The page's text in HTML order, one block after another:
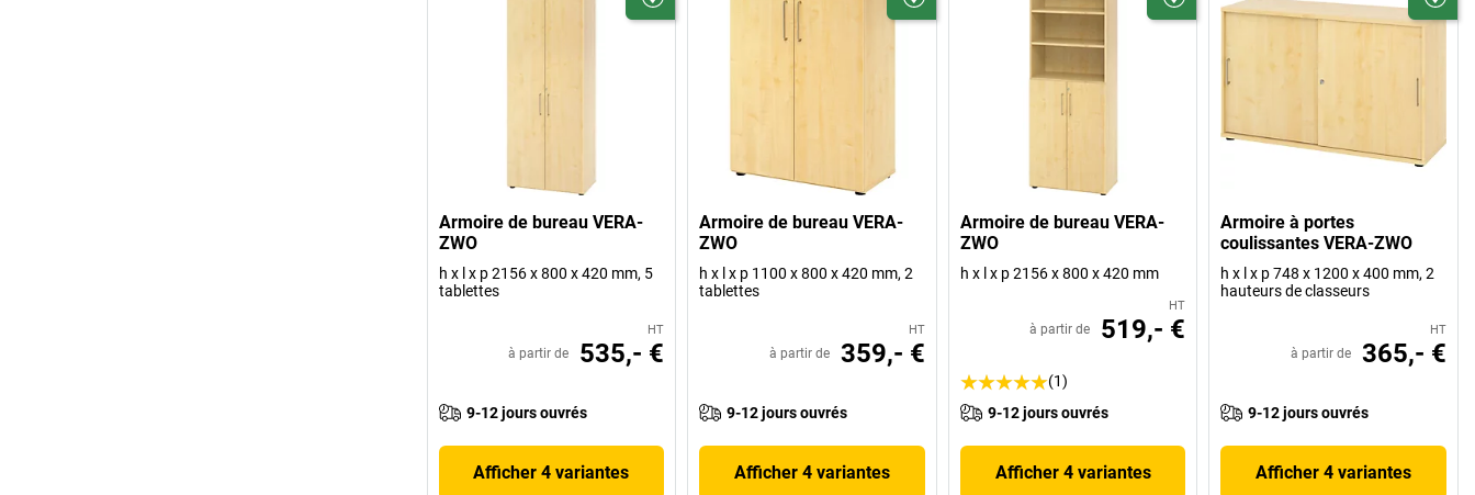
Armoire de bureau VERA-
ZWO
h x l x p 2156 x 800 x 420 mm, 5
tablettes
HT
à partir de 535,- €
9-12 jours ouvrés
Afficher 4 variantes
Armoire de bureau VERA-
ZWO
h x l x p 1100 x 800 x 420 mm, 2
tablettes
HT
à partir de 359,- €
9-12 jours ouvrés
Afficher 4 variantes
Armoire de bureau VERA-
ZWO
h x l x p 2156 x 800 x 420 mm
HT
à partir de 519,- €
(1)
9-12 jours ouvrés
Afficher 4 variantes
Armoire à portes
coulissantes VERA-ZWO
h x l x p 748 x 1200 x 400 mm, 2
hauteurs de classeurs
HT
à partir de 365,- €
9-12 jours ouvrés
Afficher 4 variantes